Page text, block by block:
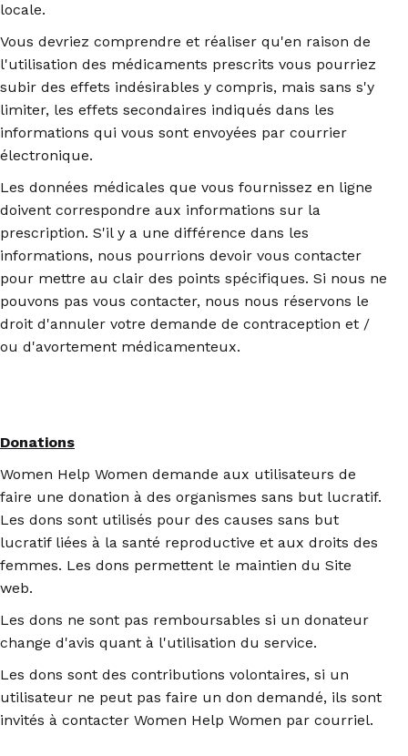
locale.
Vous devriez comprendre et réaliser qu'en raison de
l'utilisation des médicaments prescrits vous pourriez
subir des effets indésirables y compris, mais sans s'y
limiter, les effets secondaires indiqués dans les
informations qui vous sont envoyées par courrier
électronique.
Les données médicales que vous fournissez en ligne
doivent correspondre aux informations sur la
prescription. S'il y a une différence dans les
informations, nous pourrions devoir vous contacter
pour mettre au clair des points spécifiques. Si nous ne
pouvons pas vous contacter, nous nous réservons le
droit d'annuler votre demande de contraception et /
ou d'avortement médicamenteux.
Donations
Women Help Women demande aux utilisateurs de
faire une donation à des organismes sans but lucratif.
Les dons sont utilisés pour des causes sans but
lucratif liées à la santé reproductive et aux droits des
femmes. Les dons permettent le maintien du Site
web.
Les dons ne sont pas remboursables si un donateur
change d'avis quant à l'utilisation du service.
Les dons sont des contributions volontaires, si un
utilisateur ne peut pas faire un don demandé, ils sont
invités à contacter Women Help Women par courriel.